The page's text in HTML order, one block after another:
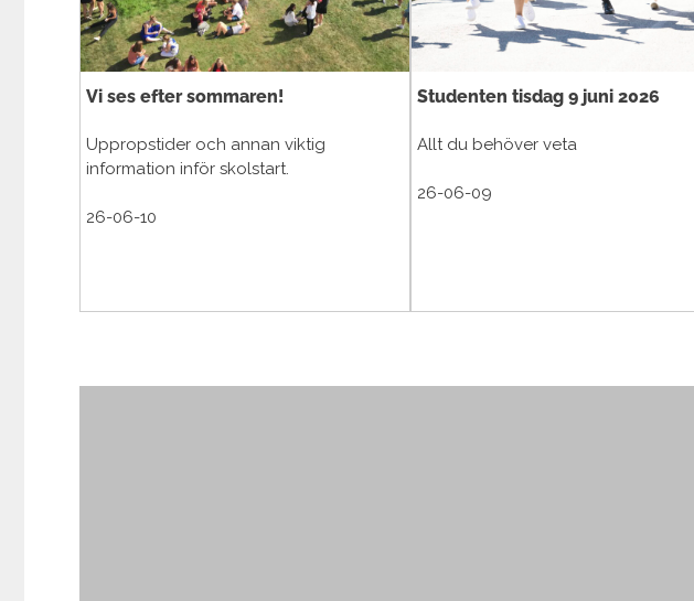
Vi ses efter sommaren!
Uppropstider och annan viktig
information inför skolstart.
26-06-10
Studenten tisdag 9 juni 2026
Allt du behöver veta
26-06-09